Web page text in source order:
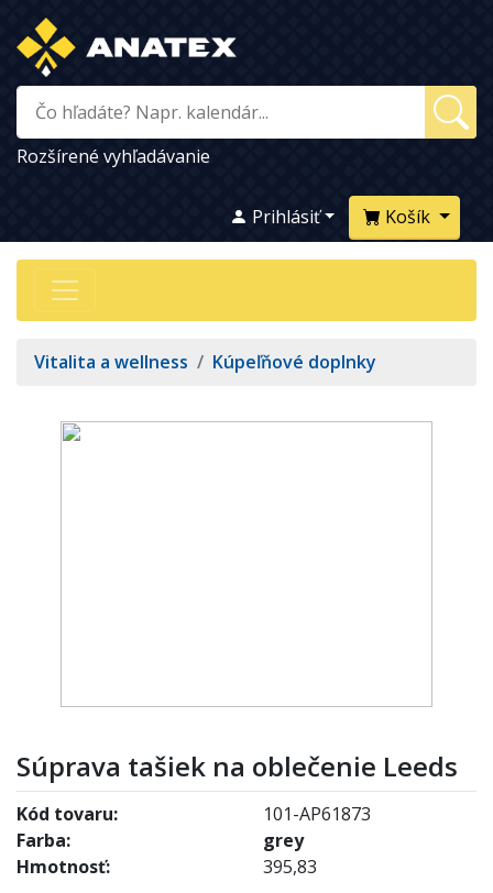
Rozšírené vyhľadávanie
Košík
Prihlásiť
Vitalita a wellness / Kúpeľňové doplnky
Súprava tašiek na oblečenie Leeds
Kód tovaru:
101-AP61873
Farba:
grey
Hmotnosť:
395,83